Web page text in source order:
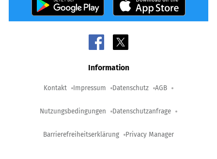
Information
Kontakt Impressum Datenschutz AGB
Nutzungsbedingungen Datenschutzanfrage
Barrierefreiheitserklärung Privacy Manager